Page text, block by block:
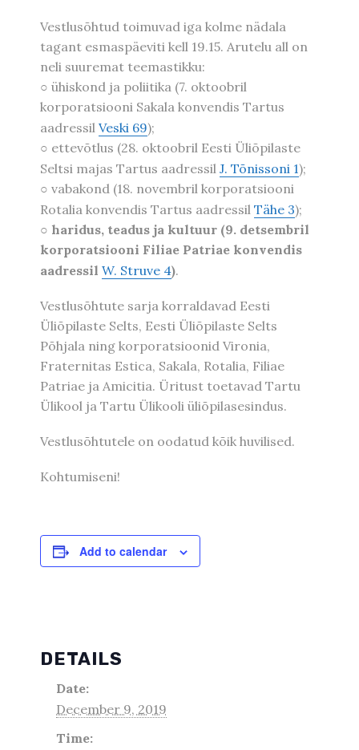
Vestlusõhtud toimuvad iga kolme nädala
tagant esmaspäeviti kell 19.15. Arutelu all on
neli suuremat teemastikku:
○ ühiskond ja poliitika (7. oktoobril
korporatsiooni Sakala konvendis Tartus
aadressil Veski 69);
○ ettevõtlus (28. oktoobril Eesti Üliõpilaste
Seltsi majas Tartus aadressil J. Tõnissoni 1);
○ vabakond (18. novembril korporatsiooni
Rotalia konvendis Tartus aadressil Tähe 3);
○ haridus, teadus ja kultuur (9. detsembril
korporatsiooni Filiae Patriae konvendis
aadressil W. Struve 4).
Vestlusõhtute sarja korraldavad Eesti
Üliõpilaste Selts, Eesti Üliõpilaste Selts
Põhjala ning korporatsioonid Vironia,
Fraternitas Estica, Sakala, Rotalia, Filiae
Patriae ja Amicitia. Üritust toetavad Tartu
Ülikool ja Tartu Ülikooli üliõpilasesindus.
Vestlusõhtutele on oodatud kõik huvilised.
Kohtumiseni!
Add to calendar
DETAILS
Date:
December 9, 2019
Time: